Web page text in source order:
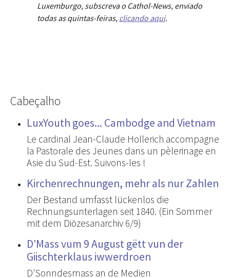
Luxemburgo, subscreva o Cathol-News, enviado
todas as quintas-feiras, clicando aqui.
Cabeçalho
LuxYouth goes... Cambodge and Vietnam
Le cardinal Jean-Claude Hollerich accompagne
la Pastorale des Jeunes dans un pèlerinage en
Asie du Sud-Est. Suivons-les !
Kirchenrechnungen, mehr als nur Zahlen
Der Bestand umfasst lückenlos die
Rechnungsunterlagen seit 1840. (Ein Sommer
mit dem Diözesanarchiv 6/9)
D’Mass vum 9 August gëtt vun der
Giischterklaus iwwerdroen
D'Sonndesmass an de Medien